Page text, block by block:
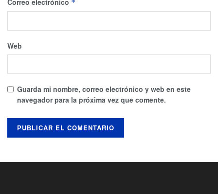
Correo electrónico *
Web
Guarda mi nombre, correo electrónico y web en este
navegador para la próxima vez que comente.